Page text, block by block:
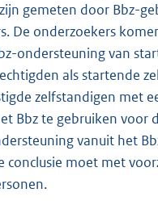
gemeten door Bbz-
De onderzoekers
ondersteuning van
als startende
zelfstandigen met
Bbz te gebruiken
vanuit het
conclusie moet met